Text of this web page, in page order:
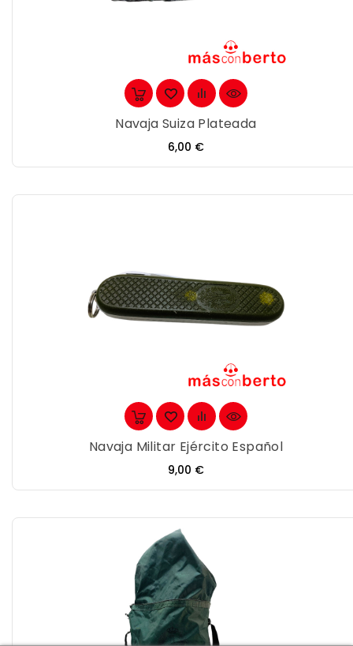
Navaja Suiza Plateada
Precio
6,00 €
Navaja Militar Ejército Español
Precio
9,00 €